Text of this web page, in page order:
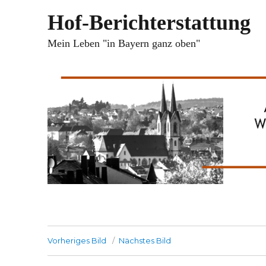
Hof-Berichterstattung
Mein Leben "in Bayern ganz oben"
Vorheriges Bild Nächstes Bild